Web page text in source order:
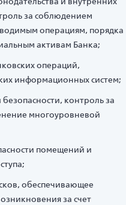
за соблюдением
операциям, порядка
активам Банка;
операций,
информационных систем;
контроль за
многоуровневой
помещений и
обеспечивающее
за счет